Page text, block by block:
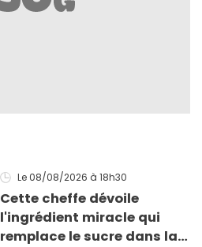
Le 08/08/2026 à 18h30
Cette cheffe dévoile
l'ingrédient miracle qui
remplace le sucre dans la